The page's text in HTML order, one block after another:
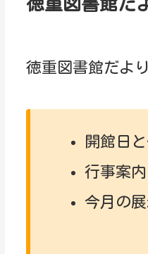
徳重図書館だよ
開館日
行事案内
今月の